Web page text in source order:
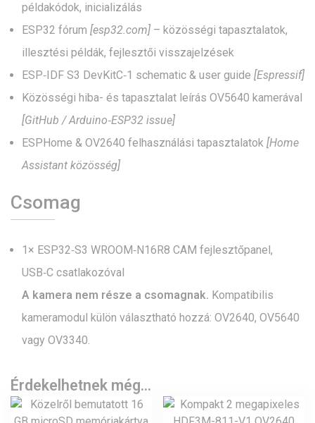
példakódok, inicializálás
ESP32 fórum [esp32.com] – közösségi tapasztalatok,
illesztési példák, fejlesztői visszajelzések
ESP‑IDF S3 DevKitC‑1 schematic & user guide [Espressif]
Közösségi hiba- és tapasztalat leírás OV5640 kamerával
[GitHub / Arduino‑ESP32 issue]
ESPHome & OV2640 felhasználási tapasztalatok [Home
Assistant közösség]
Csomag
1× ESP32‑S3 WROOM‑N16R8 CAM fejlesztőpanel,
USB‑C csatlakozóval
A kamera nem része a csomagnak. Kompatibilis
kameramodul külön választható hozzá: OV2640, OV5640
vagy OV3340.
Érdekelhetnek még…